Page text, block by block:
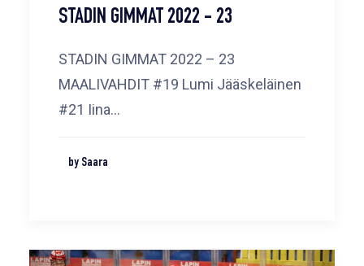
STADIN GIMMAT 2022 - 23
STADIN GIMMAT 2022 – 23
MAALIVAHDIT #19 Lumi Jääskeläinen
#21 Iina…
by Saara